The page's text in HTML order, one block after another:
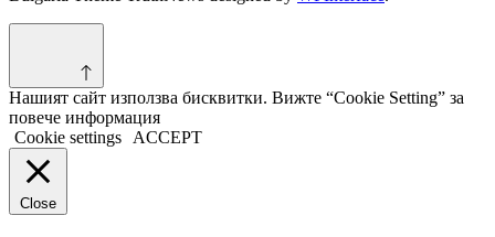
Нашият сайт използва бисквитки. Вижте “Cookie Setting” за
повече информация
Cookie settings
ACCEPT
Close